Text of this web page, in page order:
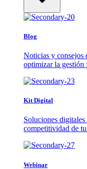
Blog
Noticias y consejos
optimizar la gestión
Kit Digital
Soluciones
competitividad de
Webinar